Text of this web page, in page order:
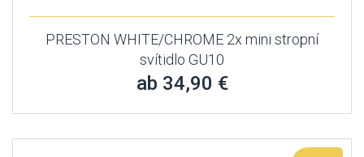
PRESTON WHITE/CHROME 2x mini stropní
svítidlo GU10
ab 34,90 €